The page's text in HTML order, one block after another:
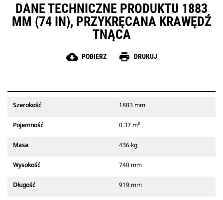
DANE TECHNICZNE PRODUKTU 1883
MM (74 IN), PRZYKRĘCANA KRAWĘDŹ
TNĄCA
cloud_download POBIERZ print DRUKUJ
Szerokość 1883 mm
Pojemność 0.37 m³
Masa 436 kg
Wysokość 740 mm
Długość 919 mm